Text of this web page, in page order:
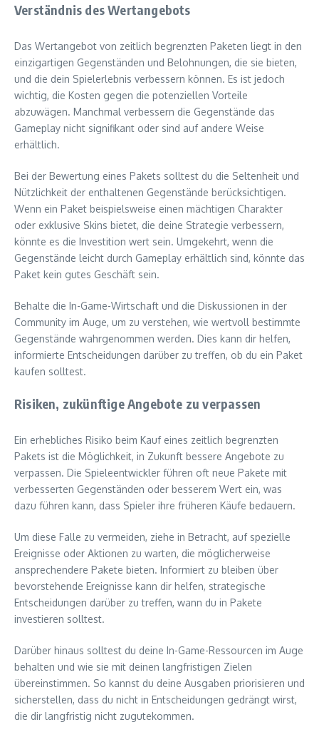
Verständnis des Wertangebots
Das Wertangebot von zeitlich begrenzten Paketen liegt in den
einzigartigen Gegenständen und Belohnungen, die sie bieten,
und die dein Spielerlebnis verbessern können. Es ist jedoch
wichtig, die Kosten gegen die potenziellen Vorteile
abzuwägen. Manchmal verbessern die Gegenstände das
Gameplay nicht signifikant oder sind auf andere Weise
erhältlich.
Bei der Bewertung eines Pakets solltest du die Seltenheit und
Nützlichkeit der enthaltenen Gegenstände berücksichtigen.
Wenn ein Paket beispielsweise einen mächtigen Charakter
oder exklusive Skins bietet, die deine Strategie verbessern,
könnte es die Investition wert sein. Umgekehrt, wenn die
Gegenstände leicht durch Gameplay erhältlich sind, könnte das
Paket kein gutes Geschäft sein.
Behalte die In-Game-Wirtschaft und die Diskussionen in der
Community im Auge, um zu verstehen, wie wertvoll bestimmte
Gegenstände wahrgenommen werden. Dies kann dir helfen,
informierte Entscheidungen darüber zu treffen, ob du ein Paket
kaufen solltest.
Risiken, zukünftige Angebote zu verpassen
Ein erhebliches Risiko beim Kauf eines zeitlich begrenzten
Pakets ist die Möglichkeit, in Zukunft bessere Angebote zu
verpassen. Die Spieleentwickler führen oft neue Pakete mit
verbesserten Gegenständen oder besserem Wert ein, was
dazu führen kann, dass Spieler ihre früheren Käufe bedauern.
Um diese Falle zu vermeiden, ziehe in Betracht, auf spezielle
Ereignisse oder Aktionen zu warten, die möglicherweise
ansprechendere Pakete bieten. Informiert zu bleiben über
bevorstehende Ereignisse kann dir helfen, strategische
Entscheidungen darüber zu treffen, wann du in Pakete
investieren solltest.
Darüber hinaus solltest du deine In-Game-Ressourcen im Auge
behalten und wie sie mit deinen langfristigen Zielen
übereinstimmen. So kannst du deine Ausgaben priorisieren und
sicherstellen, dass du nicht in Entscheidungen gedrängt wirst,
die dir langfristig nicht zugutekommen.